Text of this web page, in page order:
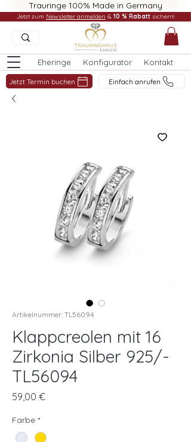
Trauringe 100% Made in Germany
Eheringe Konfigurator Kontakt
Jetzt Termin buchen Einfach anrufen
Jetzt zum Newsletter anmelden & 10 % Rabatt sichern!
Artikelnummer: TL56094
Klappcreolen mit 16
Zirkonia Silber 925/-
TL56094
59,00 €Preis
Farbe *